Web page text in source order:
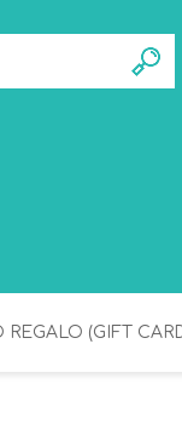
REGALO (GIFT